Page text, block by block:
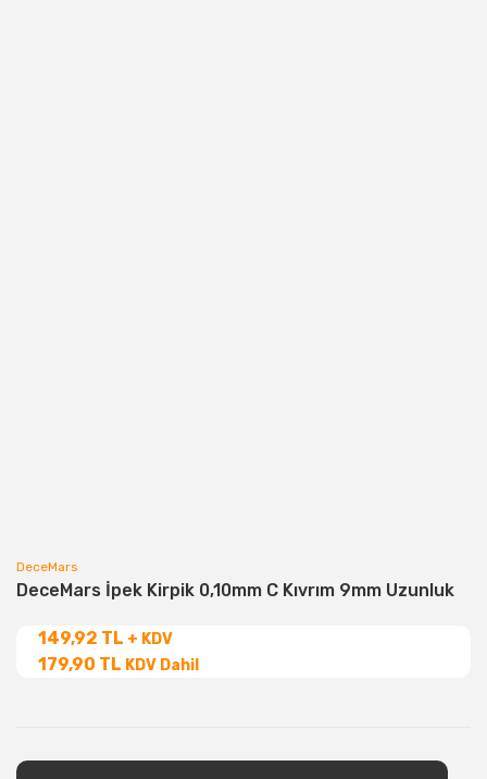
DeceMars
DeceMars İpek Kirpik 0,10mm C Kıvrım 9mm Uzunluk
149,92 TL + KDV
179,90 TL KDV Dahil